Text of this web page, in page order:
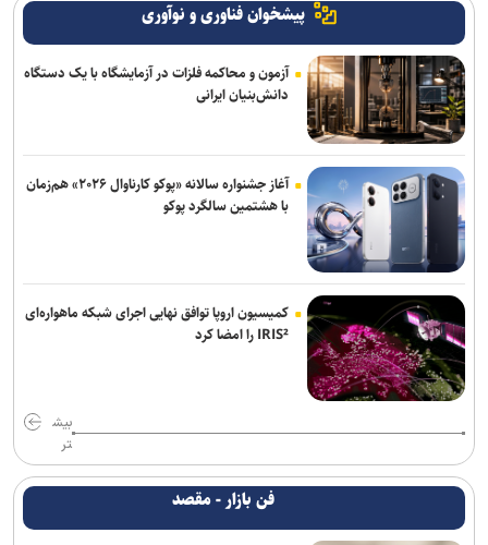
پیشخوان فناوری و نوآوری
آزمون و محاکمه فلزات در آزمایشگاه با یک دستگاه
دانش‌بنیان ایرانی
آغاز جشنواره سالانه «پوکو کارناوال ۲۰۲۶» هم‌زمان
با هشتمین سالگرد پوکو
کمیسیون اروپا توافق نهایی اجرای شبکه ماهواره‌ای
IRIS² را امضا کرد
بیش
تر
فن بازار - مقصد